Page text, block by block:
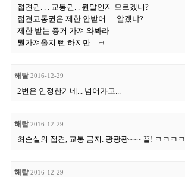
접견권. . . 교통권. . 뭔말인지 모르겠니?
접견교통권은 제한 안받어. . . 알겠냐?
제한 받는 증거 가져 와봐라
뭘가져올지 뻔 하지만. . ㅋ
해탈 2016-12-29
2번은 인정한거네... 넘어가고...
해탈 2016-12-29
최순실의 접견, 교통 금지. 쾅쾅쾅~~~ 끝! ㅋㅋㅋㅋ
해탈 2016-12-29